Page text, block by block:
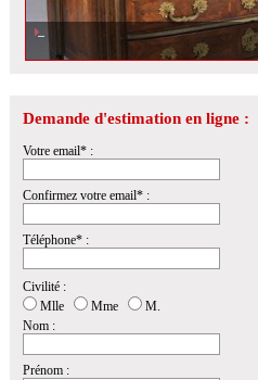
Demande d'estimation en ligne :
Votre email* :
Confirmez votre email* :
Téléphone* :
Civilité :
Mlle
Mme
M.
Nom :
Prénom :